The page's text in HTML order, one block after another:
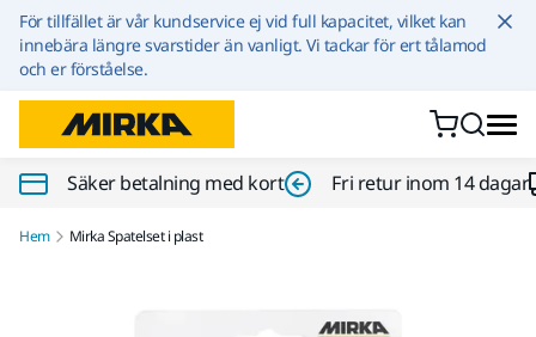
Hoppa till innehållet
För tillfället är vår kundservice ej vid full kapacitet, vilket kan
innebära längre svarstider än vanligt. Vi tackar för ert tålamod
och er förståelse.
Säker betalning med kort Fri retur inom 14 dagar
Hem Mirka Spatelset i plast